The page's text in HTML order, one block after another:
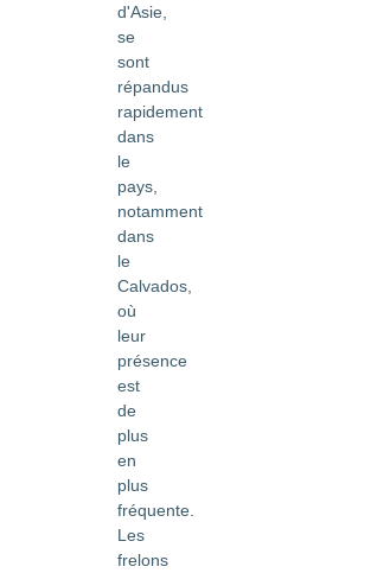
d'Asie,
se
sont
répandus
rapidement
dans
le
pays,
notamment
dans
le
Calvados,
où
leur
présence
est
de
plus
en
plus
fréquente.
Les
frelons